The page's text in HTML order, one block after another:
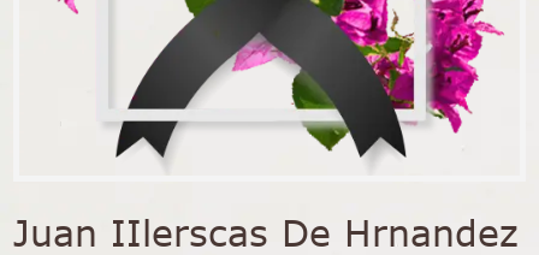
Juan IIlerscas De Hrnandez